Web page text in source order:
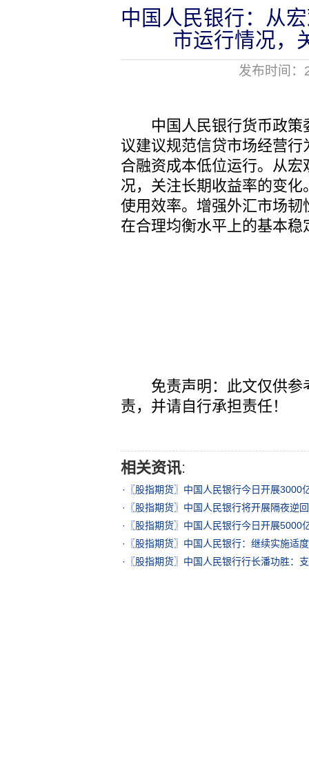
中国人民银行：从
市运行情况，
发布时间
中国人民银行货币政策
议建议规范信贷市场经营
合融资成本低位运行。从
况，关注长期收益率的变
使用效率。增强外汇市场
在合理均衡水平上的基本
免责声明：此文仅供参
责，并请自行承担责任！
相关资讯:
·
〖股指期货〗中国人民银行今日开展3000
·
〖股指期货〗中国人民银行将开展隔夜逆
·
〖股指期货〗中国人民银行今日开展5000
·
〖股指期货〗中国人民银行：继续实施适
·
〖股指期货〗中国人民银行行长潘功胜：